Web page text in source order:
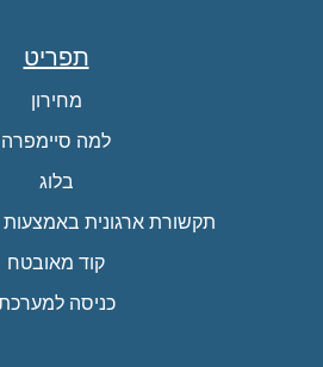
תפריט
מחירון
למה סיימפרה
בלוג
תקשורת ארגונית
קוד מאובטח
כניסה